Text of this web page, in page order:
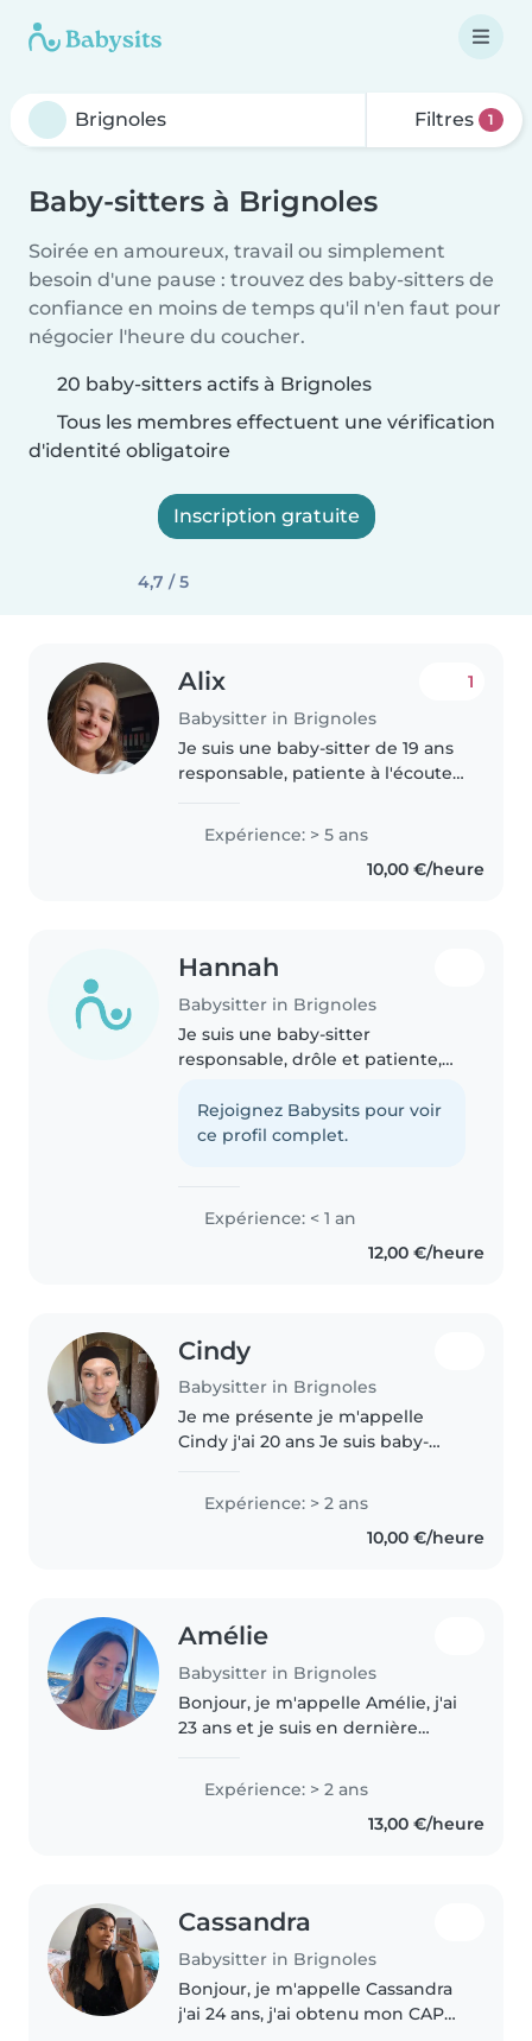
Filtres 1
Baby-sitters à Brignoles
Soirée en amoureux, travail ou simplement
besoin d'une pause : trouvez des baby-sitters de
confiance en moins de temps qu'il n'en faut pour
négocier l'heure du coucher.
20 baby-sitters actifs à Brignoles
Tous les membres effectuent une vérification
d'identité obligatoire
Inscription gratuite
4,7 / 5
Alix
Babysitter in Brignoles
1
Je suis une baby-sitter de 19 ans
responsable, patiente à l'écoute
d'expérience. J'ai pris soin
d'enfants de tous âges, des
bébés aux adolescents, et je suis..
Expérience: > 5 ans
10,00 €/heure
Hannah
Babysitter in Brignoles
Je suis une baby-sitter
responsable, drôle et patiente,
enfants d'âge préscolaire et
primaire. Bien que je n'aie pas
Rejoignez Babysits pour voir
ce profil complet.
Expérience: < 1 an
12,00 €/heure
Cindy
Babysitter in Brignoles
Je me présente je m'appelle
Cindy j'ai 20 ans Je suis baby-
domaine des enfants. Je
pratique des activités manuelles
et jeux sportif pour les besoins
Expérience: > 2 ans
10,00 €/heure
Amélie
Babysitter in Brignoles
Bonjour, je m'appelle Amélie, j'ai
23 ans et je suis en dernière
distance. Je suis sur brignoles à
partir de septembre car je suis
mon chéri qui a été affecté..
Expérience: > 2 ans
13,00 €/heure
Cassandra
Babysitter in Brignoles
Bonjour, je m'appelle Cassandra
j'ai 24 ans, j'ai obtenu mon CAP